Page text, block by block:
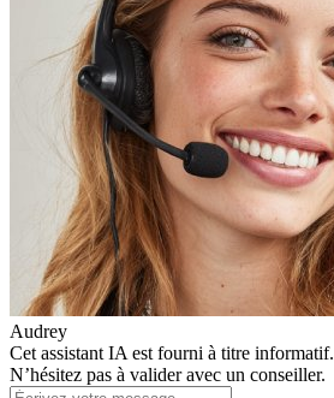
Audrey
Cet assistant IA est fourni à titre informatif.
N’hésitez pas à valider avec un conseiller.